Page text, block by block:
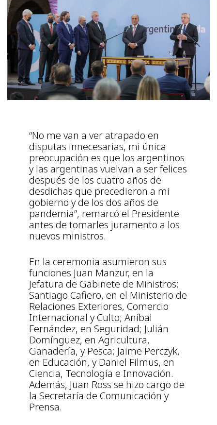
“No me van a ver atrapado en
disputas innecesarias, mi única
preocupación es que los argentinos
y las argentinas vuelvan a ser felices
después de los cuatro años de
desdichas que precedieron a mi
gobierno y de los dos años de
pandemia”, remarcó el Presidente
antes de tomarles juramento a los
nuevos ministros.
En la ceremonia asumieron sus
funciones Juan Manzur, en la
Jefatura de Gabinete de Ministros;
Santiago Cafiero, en el Ministerio de
Relaciones Exteriores, Comercio
Internacional y Culto; Aníbal
Fernández, en Seguridad; Julián
Domínguez, en Agricultura,
Ganadería, y Pesca; Jaime Perczyk,
en Educación, y Daniel Filmus, en
Ciencia, Tecnología e Innovación.
Además, Juan Ross se hizo cargo de
la Secretaría de Comunicación y
Prensa.